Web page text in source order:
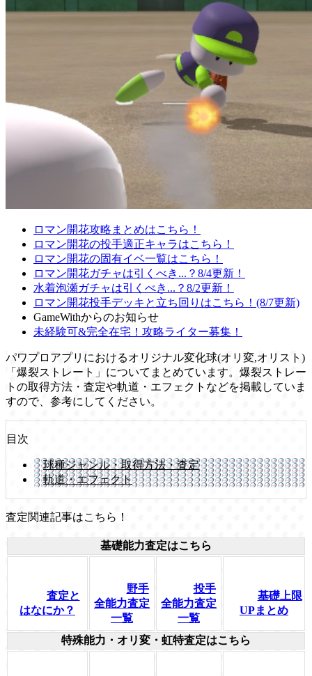
ロマン開花攻略まとめはこちら！
ロマン開花の投手適正キャラはこちら！
ロマン開花の固有イベ一覧はこちら！
ロマン開花ガチャは引くべき...？8/4更新！
水着泡瀬ガチャは引くべき...？8/2更新！
ロマン開花投手デッキと立ち回りはこちら！(8/7更新)
GameWithからのお知らせ
未経験可&完全在宅！攻略ライター募集！
パワプロアプリにおけるオリジナル変化球(オリ変,オリスト)
「爆裂ストレート」についてまとめています。爆裂ストレー
トの取得方法・査定や軌道・エフェクトなどを掲載していま
すので、参考にしてください。
目次
球種ジャンル・取得方法・査定
軌道・エフェクト
査定関連記事はこちら！
基礎能力査定はこちら
査定と
はなにか？
野手
全能力査定
一覧
投手
全能力査定
一覧
基礎上限
UPまとめ
特殊能力・オリ変・虹特査定はこちら